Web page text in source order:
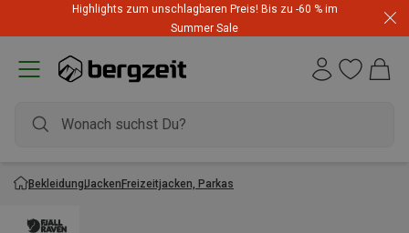
Highlights zum unschlagbaren Preis! Bis zu -60 % im
Summer Sale
BekleidungJackenFreizeitjacken, Parkas